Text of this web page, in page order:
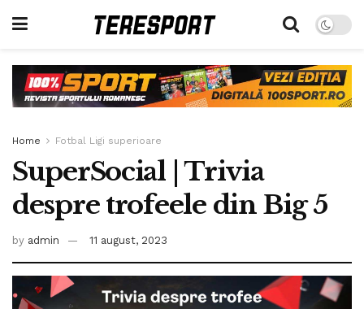
Home Fotbal Ligi superioare
SuperSocial | Trivia
despre trofeele din Big 5
by admin 11 august, 2023